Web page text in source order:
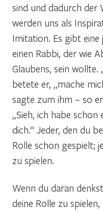
sind und dadurch der
werden uns als
Imitation. Es gibt eine
einen Rabbi, der wie
Glaubens, sein
betete er, „mache
sagte zum ihm – so
„Sieh, ich habe
dich.“ Jeder, den du
Rolle schon gespielt;
zu spielen.
Wenn du daran
deine Rolle zu